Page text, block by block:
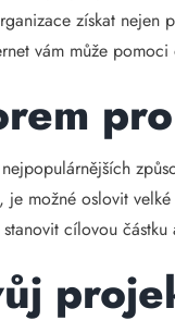
získat nejen
vám může
, je možné oslovit
cílovou